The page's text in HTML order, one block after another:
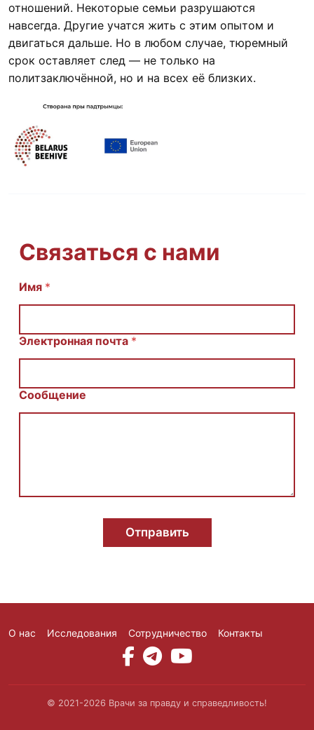
отношений. Некоторые семьи разрушаются
навсегда. Другие учатся жить с этим опытом и
двигаться дальше. Но в любом случае, тюремный
срок оставляет след — не только на
политзаключённой, но и на всех её близких.
Связаться с нами
Имя *
С
щ
е
l
Электронная почта *
Сообщение
Отправить
О нас Исследования Сотрудничество
Контакты
© 2021-2026 Врачи за правду и справедливость!